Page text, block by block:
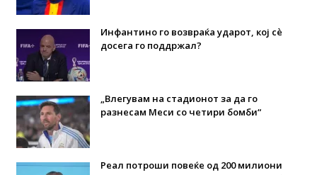
Инфантино го возвраќа ударот, кој сè
досега го поддржал?
„Влегувам на стадионот за да го
разнесам Меси со четири бомби“
Реал потроши повеќе од 200 милиони